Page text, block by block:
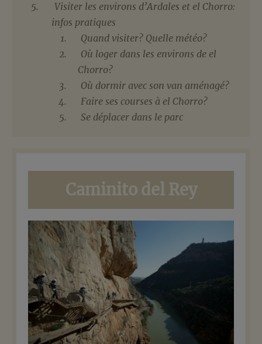
Visiter les environs d’Ardales et el Chorro:
infos pratiques
Quand visiter? Quelle météo?
Où loger dans les environs de el
Chorro?
Où dormir avec son van aménagé?
Faire ses courses à el Chorro?
Se déplacer dans le parc
Caminito del Rey